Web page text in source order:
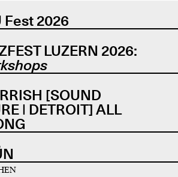
Fest 2026
LUZERN 2026:
[SOUND
| DETROIT] ALL